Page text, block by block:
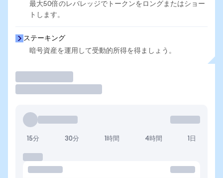
最大50倍のレバレッジでトークンをロングまたはショー
トします。
ステーキング
暗号資産を運用して受動的所得を得ましょう。
15分 30分 1時間 4時間 1日